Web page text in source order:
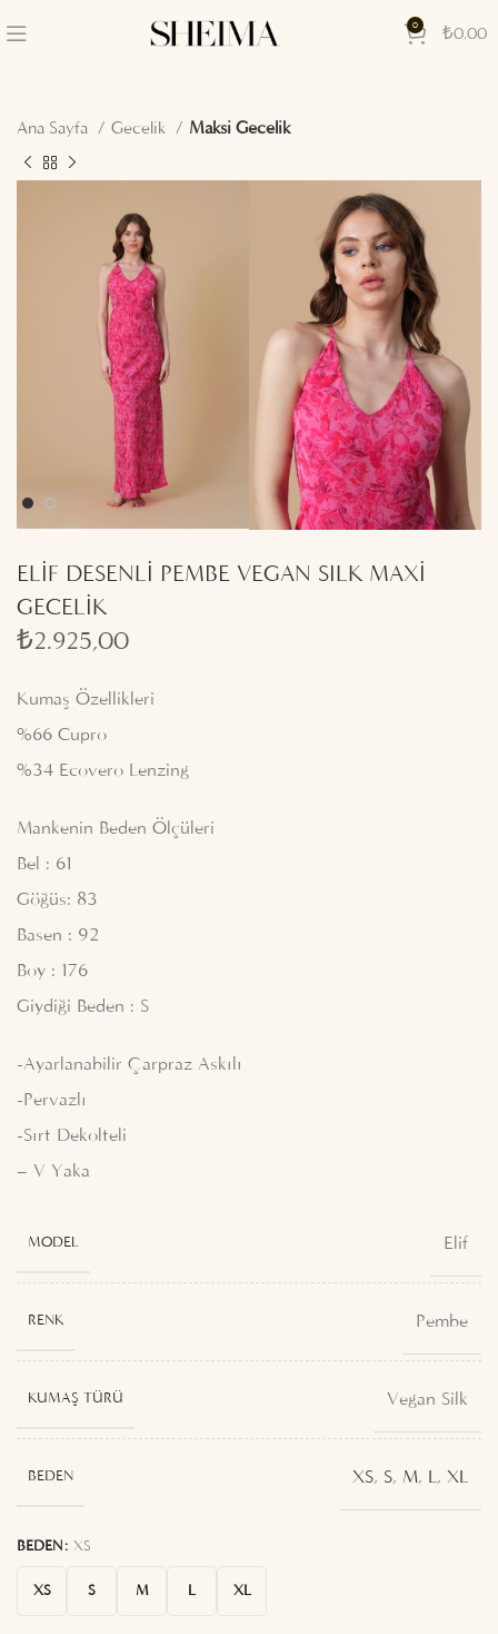
0 ₺0,00
Ana Sayfa Gecelik Maksi Gecelik
ELİF DESENLİ PEMBE VEGAN SILK MAXİ
GECELİK
₺2.925,00
Kumaş Özellikleri
%66 Cupro
%34 Ecovero Lenzing
Mankenin Beden Ölçüleri
Bel : 61
Göğüs: 83
Basen : 92
Boy : 176
Giydiği Beden : S
-Ayarlanabilir Çarpraz Askılı
-Pervazlı
-Sırt Dekolteli
– V Yaka
MODEL Elif
RENK Pembe
KUMAŞ TÜRÜ Vegan Silk
BEDEN XS, S, M, L, XL
BEDEN XS
XS S M L XL